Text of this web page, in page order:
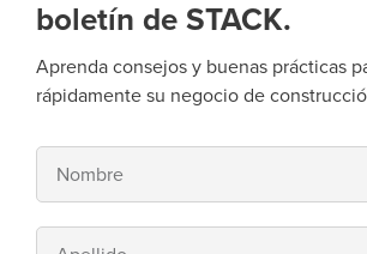
boletín de STACK.
Aprenda consejos y buenas prácticas
rápidamente su negocio de